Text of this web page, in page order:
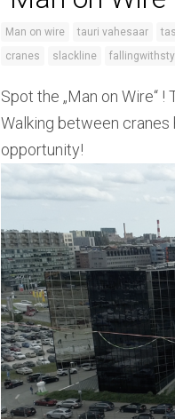
Man on wire tauri vahesaar
cranes
slackline
Spot the „Man on Wire“
Walking between
opportunity!